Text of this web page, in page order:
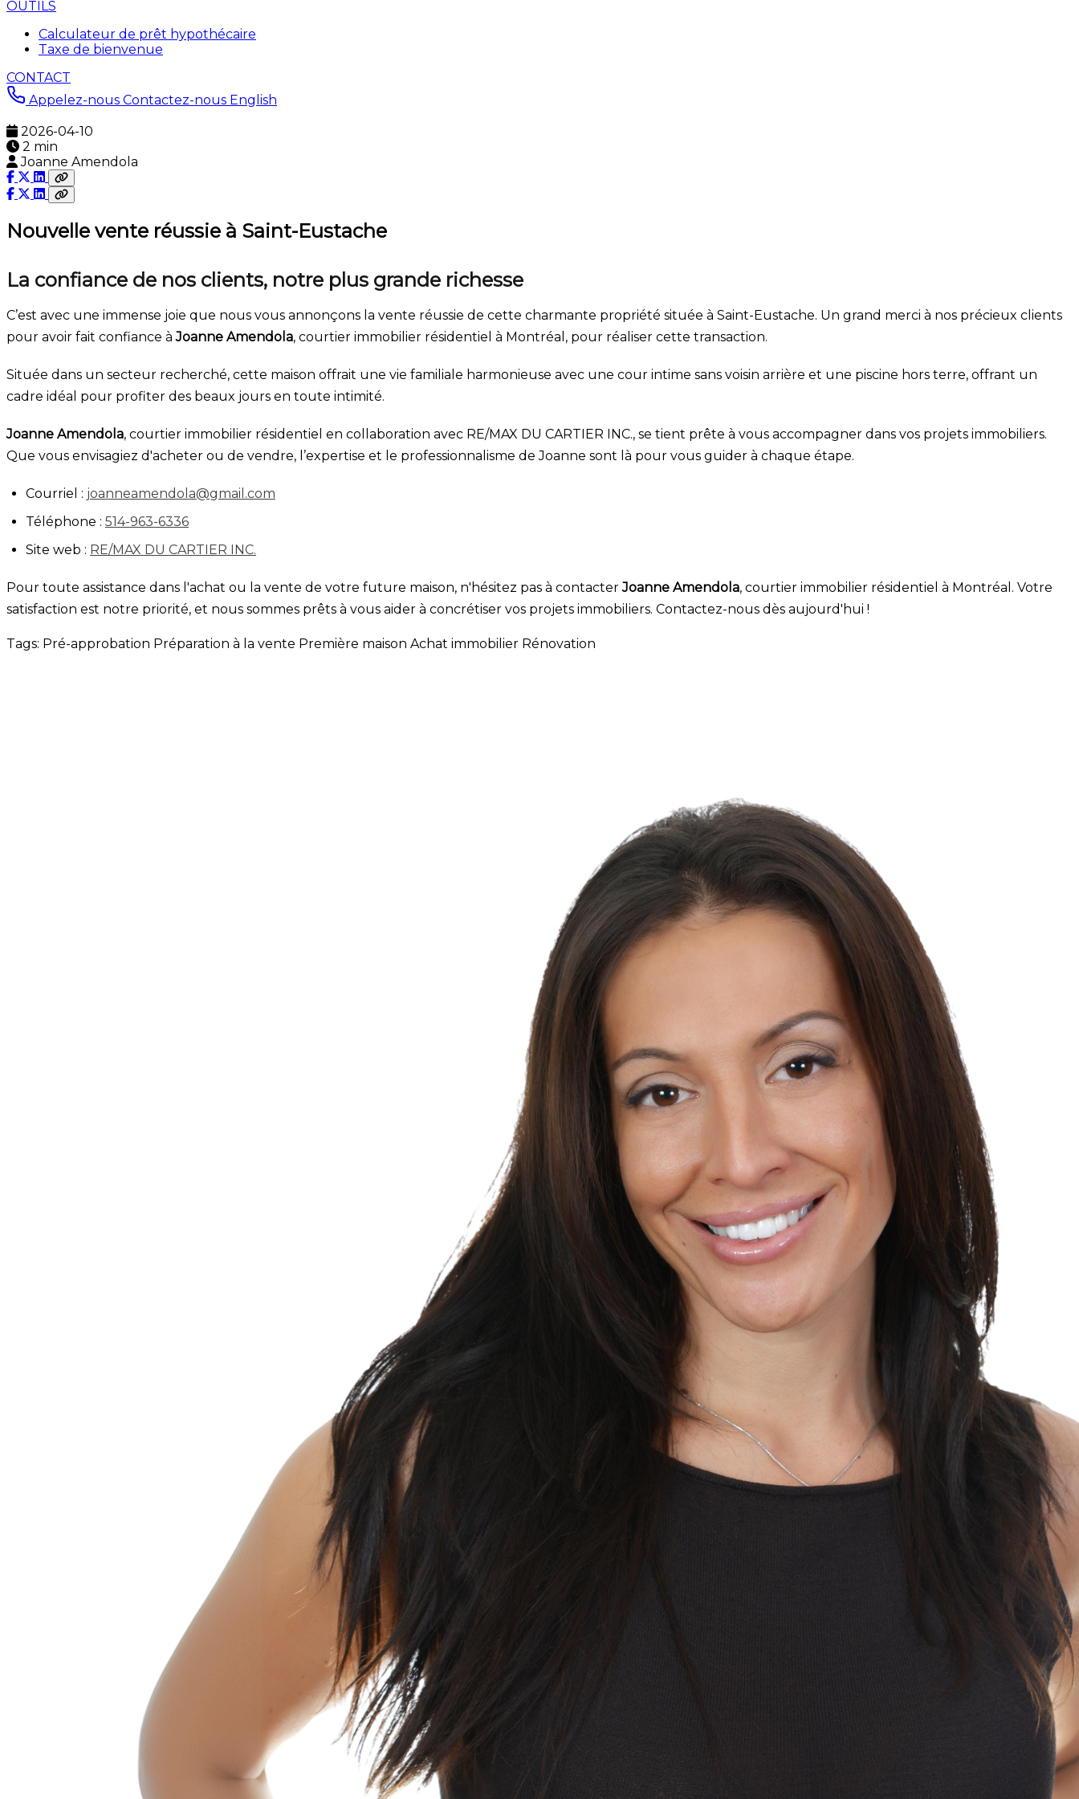
OUTILS
Calculateur de prêt hypothécaire
Taxe de bienvenue
CONTACT
Appelez-nous Contactez-nous English
2026-04-10
2 min
Joanne Amendola
Nouvelle vente réussie à Saint-Eustache
La confiance de nos clients, notre plus grande richesse
C’est avec une immense joie que nous vous annonçons la vente réussie de cette charmante propriété située à Saint-Eustache. Un grand merci à nos précieux clients
pour avoir fait confiance àJoanne Amendola, courtier immobilier résidentiel à Montréal, pour réaliser cette transaction.
Située dans un secteur recherché, cette maison offrait une vie familiale harmonieuse avec une cour intime sans voisin arrière et une piscine hors terre, offrant un
cadre idéal pour profiter des beaux jours en toute intimité.
Joanne Amendola, courtier immobilier résidentiel en collaboration avec RE/MAX DU CARTIER INC., se tient prête à vous accompagner dans vos projets immobiliers.
Que vous envisagiez d'acheter ou de vendre, l’expertise et le professionnalisme de Joanne sont là pour vous guider à chaque étape.
Courriel : joanneamendola@gmail.com
Téléphone : 514-963-6336
Site web : RE/MAX DU CARTIER INC.
Pour toute assistance dans l'achat ou la vente de votre future maison, n'hésitez pas à contacterJoanne Amendola, courtier immobilier résidentiel à Montréal. Votre
satisfaction est notre priorité, et nous sommes prêts à vous aider à concrétiser vos projets immobiliers. Contactez-nous dès aujourd'hui !
Tags: Pré-approbation Préparation à la vente Première maison Achat immobilier Rénovation